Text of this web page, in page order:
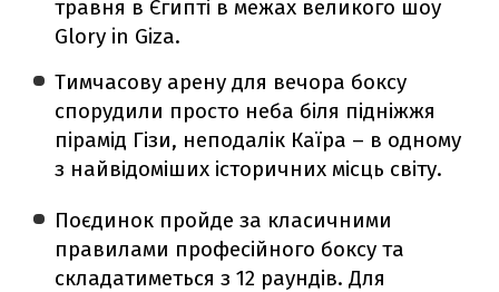
травня в Єгипті в межах великого шоу
Glory in Giza.
Тимчасову арену для вечора боксу
спорудили просто неба біля підніжжя
пірамід Гізи, неподалік Каїра – в одному
з найвідоміших історичних місць світу.
Поєдинок пройде за класичними
правилами професійного боксу та
складатиметься з 12 раундів. Для